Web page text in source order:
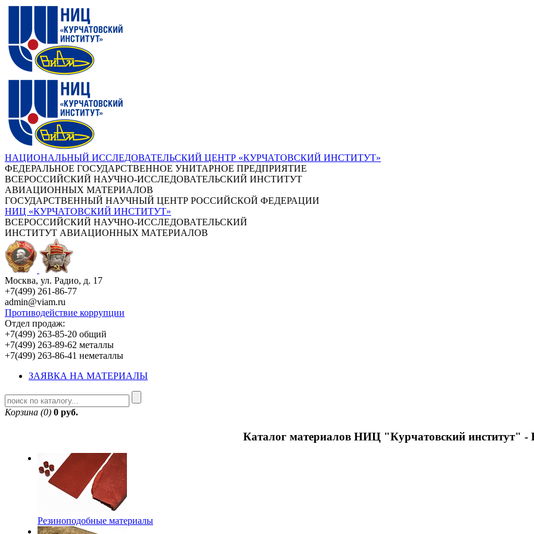
НАЦИОНАЛЬНЫЙ ИССЛЕДОВАТЕЛЬСКИЙ ЦЕНТР «КУРЧАТОВСКИЙ ИНСТИТУТ»
ФЕДЕРАЛЬНОЕ ГОСУДАРСТВЕННОЕ УНИТАРНОЕ ПРЕДПРИЯТИЕ
ВСЕРОССИЙСКИЙ НАУЧНО-ИССЛЕДОВАТЕЛЬСКИЙ ИНСТИТУТ
АВИАЦИОННЫХ МАТЕРИАЛОВ
ГОСУДАРСТВЕННЫЙ НАУЧНЫЙ ЦЕНТР РОССИЙСКОЙ ФЕДЕРАЦИИ
НИЦ «КУРЧАТОВСКИЙ ИНСТИТУТ»
ВСЕРОССИЙСКИЙ НАУЧНО-ИССЛЕДОВАТЕЛЬСКИЙ
ИНСТИТУТ АВИАЦИОННЫХ МАТЕРИАЛОВ
Москва, ул. Радио, д. 17
+7(499) 261-86-77
admin@viam.ru
Противодействие коррупции
Отдел продаж:
+7(499) 263-85-20 общий
+7(499) 263-89-62 металлы
+7(499) 263-86-41 неметаллы
ЗАЯВКА НА МАТЕРИАЛЫ
Корзина (0) 0 руб.
Каталог материалов НИЦ "Курчатовский институт"
Резиноподобные материалы